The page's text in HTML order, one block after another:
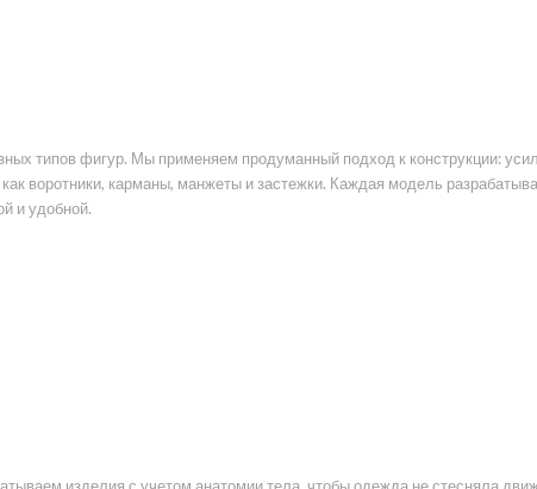
типов фигур. Мы применяем продуманный подход к конструкции:
воротники, карманы, манжеты и застежки. Каждая модель
и удобной.